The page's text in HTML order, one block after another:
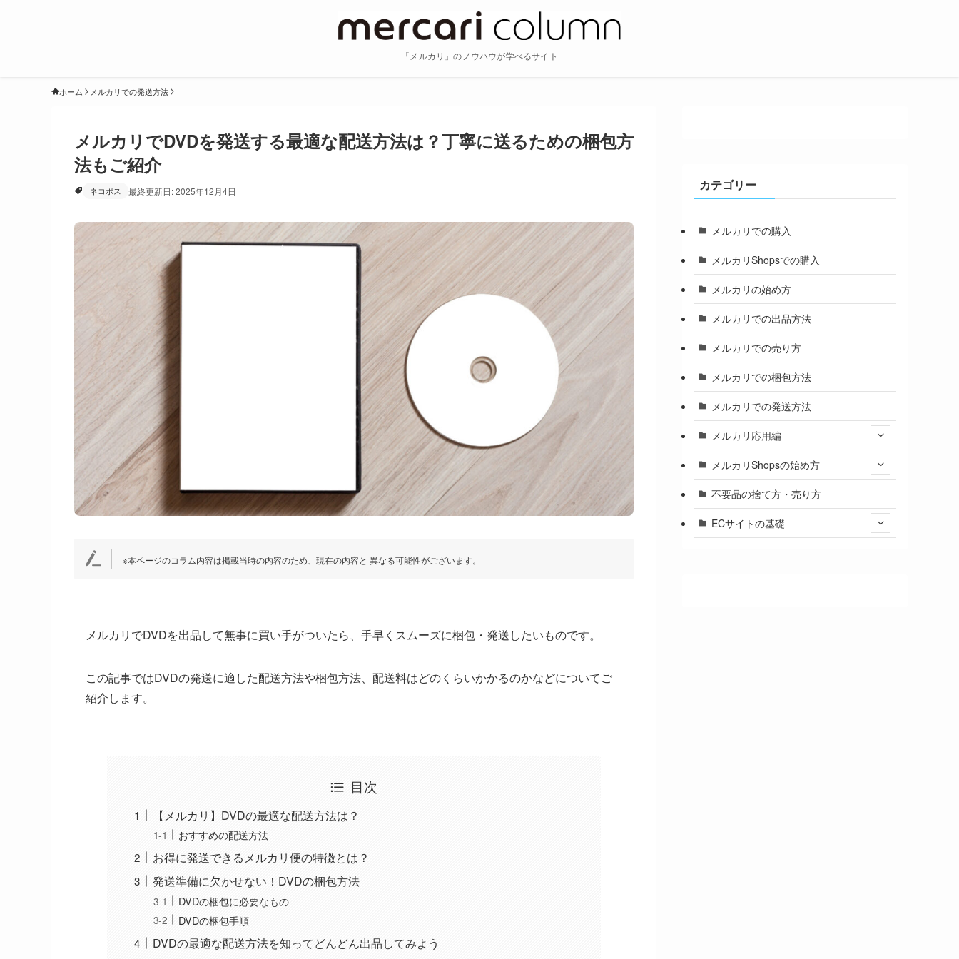
「メルカリ」のノウハウが学べるサイト
ホーム メルカリでの発送方法
メルカリでDVDを発送する最適な配送方法は？丁寧に送るための梱包方
法もご紹介
ネコポス 最終更新日: 2025年12月4日
※本ページのコラム内容は掲載当時の内容のため、現在の内容と 異なる可能性がございます。
メルカリでDVDを出品して無事に買い手がついたら、手早くスムーズに梱包・発送したいものです。
この記事ではDVDの発送に適した配送方法や梱包方法、配送料はどのくらいかかるのかなどについてご
紹介します。
目次
【メルカリ】DVDの最適な配送方法は？
おすすめの配送方法
お得に発送できるメルカリ便の特徴とは？
発送準備に欠かせない！DVDの梱包方法
DVDの梱包に必要なもの
DVDの梱包手順
DVDの最適な配送方法を知ってどんどん出品してみよう
カテゴリー
メルカリでの購入
メルカリShopsでの購入
メルカリの始め方
メルカリでの出品方法
メルカリでの売り方
メルカリでの梱包方法
メルカリでの発送方法
メルカリ応用編
メルカリShopsの始め方
不要品の捨て方・売り方
ECサイトの基礎